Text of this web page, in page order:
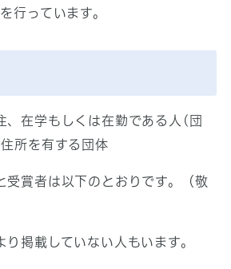
行っています。
、在学もしくは在勤である人(団
所を有する団体
受賞者は以下のとおりです。（敬
掲載していない人もいます。